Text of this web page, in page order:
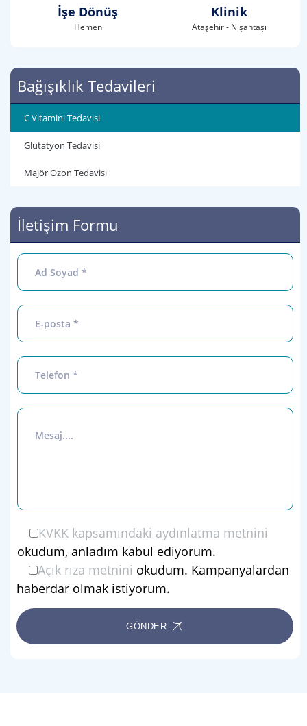
İşe Dönüş
Hemen
Klinik
Ataşehir - Nişantaşı
Bağışıklık Tedavileri
C Vitamini Tedavisi
Glutatyon Tedavisi
Majör Ozon Tedavisi
İletişim Formu
KVKK kapsamındaki aydınlatma metnini
okudum, anladım kabul ediyorum.
Açık rıza metnini okudum. Kampanyalardan
haberdar olmak istiyorum.
GÖNDER